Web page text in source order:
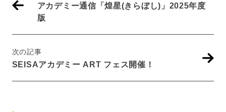
アカデミー通信「煌星(きらぼし)」2025年度
版
次の記事
SEISAアカデミー ART フェス開催！